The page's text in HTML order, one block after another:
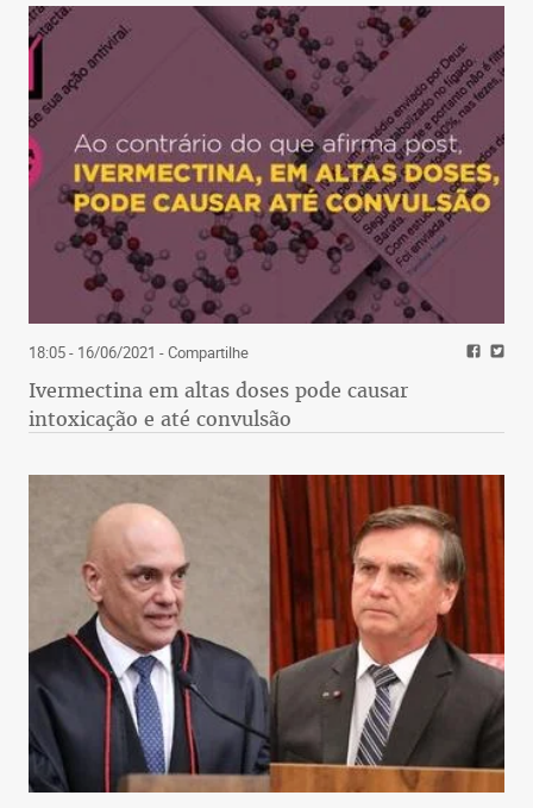
18:05 - 16/06/2021 - Compartilhe
Ivermectina em altas doses pode causar
intoxicação e até convulsão